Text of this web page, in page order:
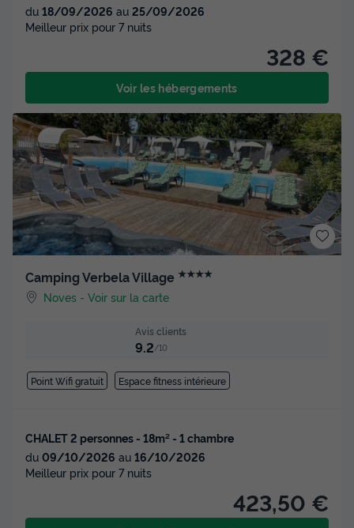
du 18/09/2026 au 25/09/2026
Meilleur prix pour 7 nuits
328 €
Voir les hébergements
Camping Verbela Village ★★★★
Noves -Voir sur la carte
Avis clients
9.2/10
Point Wifi gratuit Espace fitness intérieure
CHALET 2 personnes - 18m² - 1 chambre
du 09/10/2026 au 16/10/2026
Meilleur prix pour 7 nuits
423,50 €